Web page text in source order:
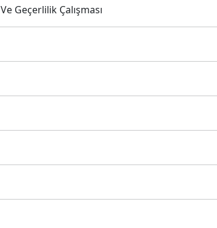
Geçerlilik Çalışması